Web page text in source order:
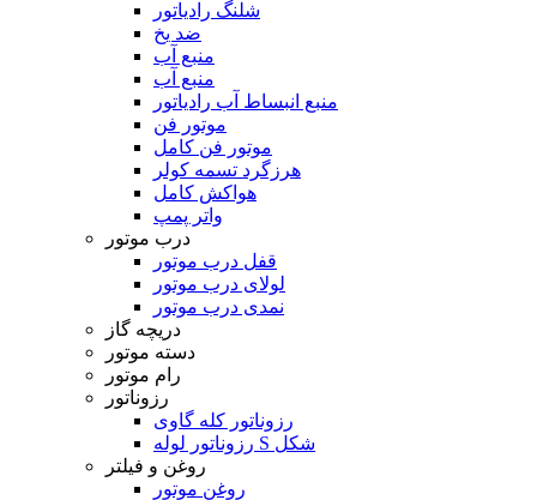
شلنگ رادیاتور
ضد یخ
منبع آب
منبع آب
منبع انبساط آب رادیاتور
موتور فن
موتور فن کامل
هرزگرد تسمه کولر
هواکش کامل
واتر پمپ
درب موتور
قفل درب موتور
لولای درب موتور
نمدی درب موتور
دریچه گاز
دسته موتور
رام موتور
رزوناتور
رزوناتور کله گاوی
رزوناتور لوله S شکل
روغن و فیلتر
روغن موتور